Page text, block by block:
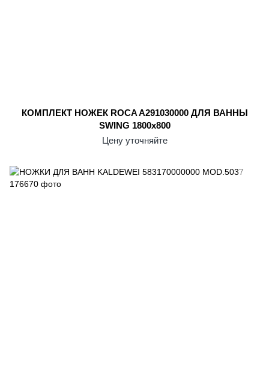
КОМПЛЕКТ НОЖЕК ROCA A291030000 ДЛЯ ВАННЫ
SWING 1800x800
Цену уточняйте